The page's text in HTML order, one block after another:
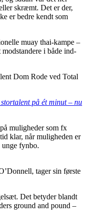
skræmt. Det er der,
er bedre kendt som
muay thai-kampe –
i både ind-
Dom Rode ved Total
på ét minut – nu
muligheder som fx
klar, når muligheden er
fynbo.
tager sin første
Det betyder blandt
ground and pound –